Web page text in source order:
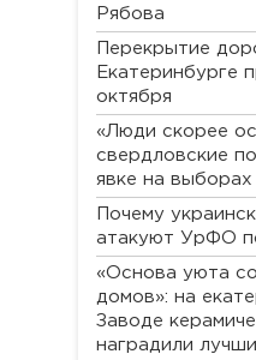
Рябова
Перекрытие
Екатеринбурге
октября
«Люди скорее
свердловские
явке на
Почему
атакуют УрФО
«Основа уюта
домов»: на
Заводе
наградили